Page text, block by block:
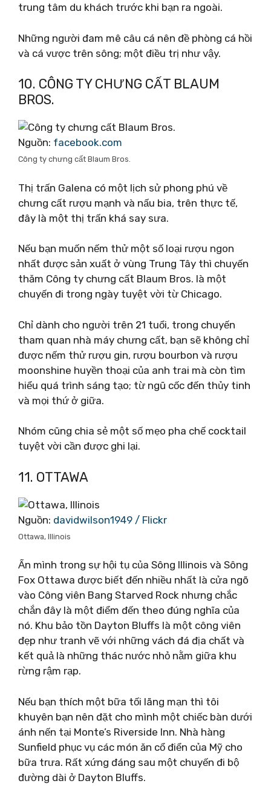
trung tâm du khách trước khi bạn ra ngoài.
Những người đam mê câu cá nên đề phòng cá hồi
và cá vược trên sông; một điều trị như vậy.
10. CÔNG TY CHƯNG CẤT BLAUM
BROS.
Nguồn: facebook.com
Công ty chưng cất Blaum Bros.
Thị trấn Galena có một lịch sử phong phú về
chưng cất rượu mạnh và nấu bia, trên thực tế,
đây là một thị trấn khá say sưa.
Nếu bạn muốn nếm thử một số loại rượu ngon
nhất được sản xuất ở vùng Trung Tây thì chuyến
thăm Công ty chưng cất Blaum Bros. là một
chuyến đi trong ngày tuyệt vời từ Chicago.
Chỉ dành cho người trên 21 tuổi, trong chuyến
tham quan nhà máy chưng cất, bạn sẽ không chỉ
được nếm thử rượu gin, rượu bourbon và rượu
moonshine huyền thoại của anh trai mà còn tìm
hiểu quá trình sáng tạo; từ ngũ cốc đến thủy tinh
và mọi thứ ở giữa.
Nhóm cũng chia sẻ một số mẹo pha chế cocktail
tuyệt vời cần được ghi lại.
11. OTTAWA
Nguồn: davidwilson1949 / Flickr
Ottawa, Illinois
Ẩn mình trong sự hội tụ của Sông Illinois và Sông
Fox Ottawa được biết đến nhiều nhất là cửa ngõ
vào Công viên Bang Starved Rock nhưng chắc
chắn đây là một điểm đến theo đúng nghĩa của
nó. Khu bảo tồn Dayton Bluffs là một công viên
đẹp như tranh vẽ với những vách đá địa chất và
kết quả là những thác nước nhỏ nằm giữa khu
rừng rậm rạp.
Nếu bạn thích một bữa tối lãng mạn thì tôi
khuyên bạn nên đặt cho mình một chiếc bàn dưới
ánh nến tại Monte’s Riverside Inn. Nhà hàng
Sunfield phục vụ các món ăn cổ điển của Mỹ cho
bữa trưa. Rất xứng đáng sau một chuyến đi bộ
đường dài ở Dayton Bluffs.